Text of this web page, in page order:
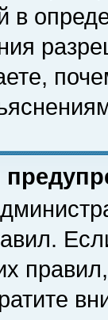
в